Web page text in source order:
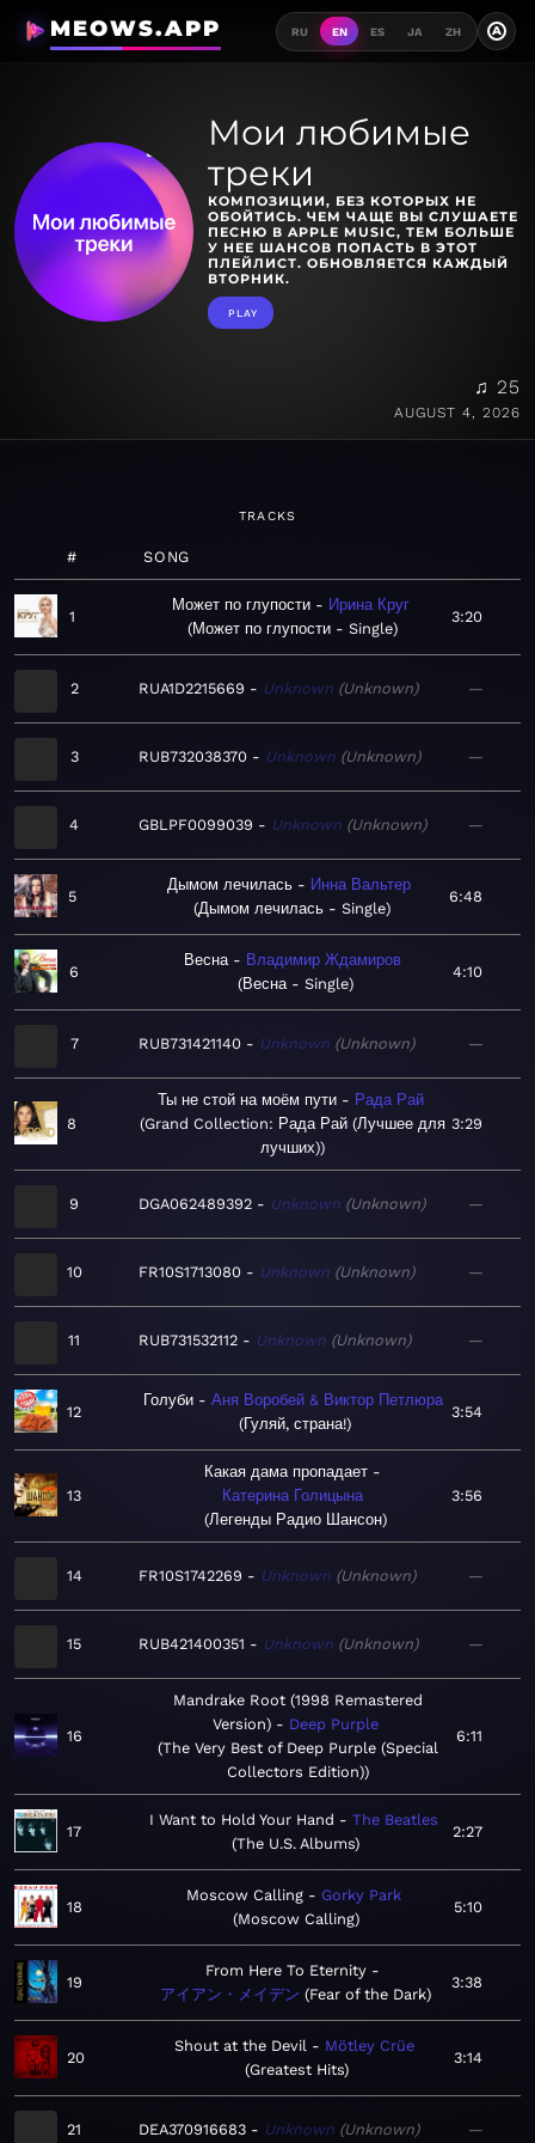
MEOWS.APP RU EN ES JA ZH A
Мои любимые
треки
КОМПОЗИЦИИ, БЕЗ КОТОРЫХ НЕ
ОБОЙТИСЬ. ЧЕМ ЧАЩЕ ВЫ СЛУШАЕТЕ
ПЕСНЮ В APPLE MUSIC, ТЕМ БОЛЬШЕ
У НЕЕ ШАНСОВ ПОПАСТЬ В ЭТОТ
ПЛЕЙЛИСТ. ОБНОВЛЯЕТСЯ КАЖДЫЙ
ВТОРНИК.
PLAY
♫ 25
AUGUST 4, 2026
TRACKS
# SONG
1
Может по глупости
Ирина Круг
Может по глупости - Single
3:20
2 RUA1D2215669 Unknown Unknown —
3 RUB732038370 Unknown Unknown —
4 GBLPF0099039 Unknown Unknown —
5
Дымом лечилась
Инна Вальтер
Дымом лечилась - Single
6:48
6
Весна
Владимир Ждамиров
Весна - Single
4:10
7 RUB731421140 Unknown Unknown —
8
Ты не стой на моём пути
Рада Рай
Grand Collection: Рада Рай (Лучшее для
лучших)
3:29
9 DGA062489392 Unknown Unknown —
10 FR10S1713080 Unknown Unknown —
11 RUB731532112 Unknown Unknown —
12
Голуби
Аня Воробей & Виктор Петлюра
Гуляй, страна!
3:54
13
Какая дама пропадает
Катерина Голицына
Легенды Радио Шансон
3:56
14 FR10S1742269 Unknown Unknown —
15 RUB421400351 Unknown Unknown —
16
Mandrake Root (1998 Remastered
Version)
Deep Purple
The Very Best of Deep Purple (Special
Collectors Edition)
6:11
17
I Want to Hold Your Hand
The Beatles
The U.S. Albums
2:27
18
Moscow Calling
Gorky Park
Moscow Calling
5:10
19
From Here To Eternity
アイアン・メイデン Fear of the Dark
3:38
20
Shout at the Devil
Mötley Crüe
Greatest Hits
3:14
21 DEA370916683 Unknown Unknown —